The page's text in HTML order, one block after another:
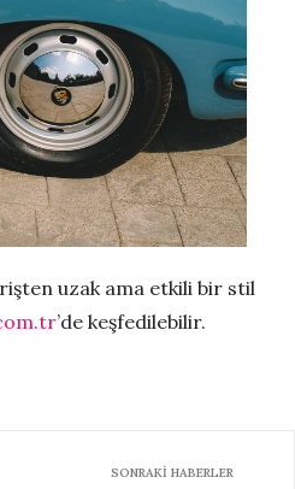
uzak ama etkili bir stil
’de keşfedilebilir.
SONRAKI HABERLER